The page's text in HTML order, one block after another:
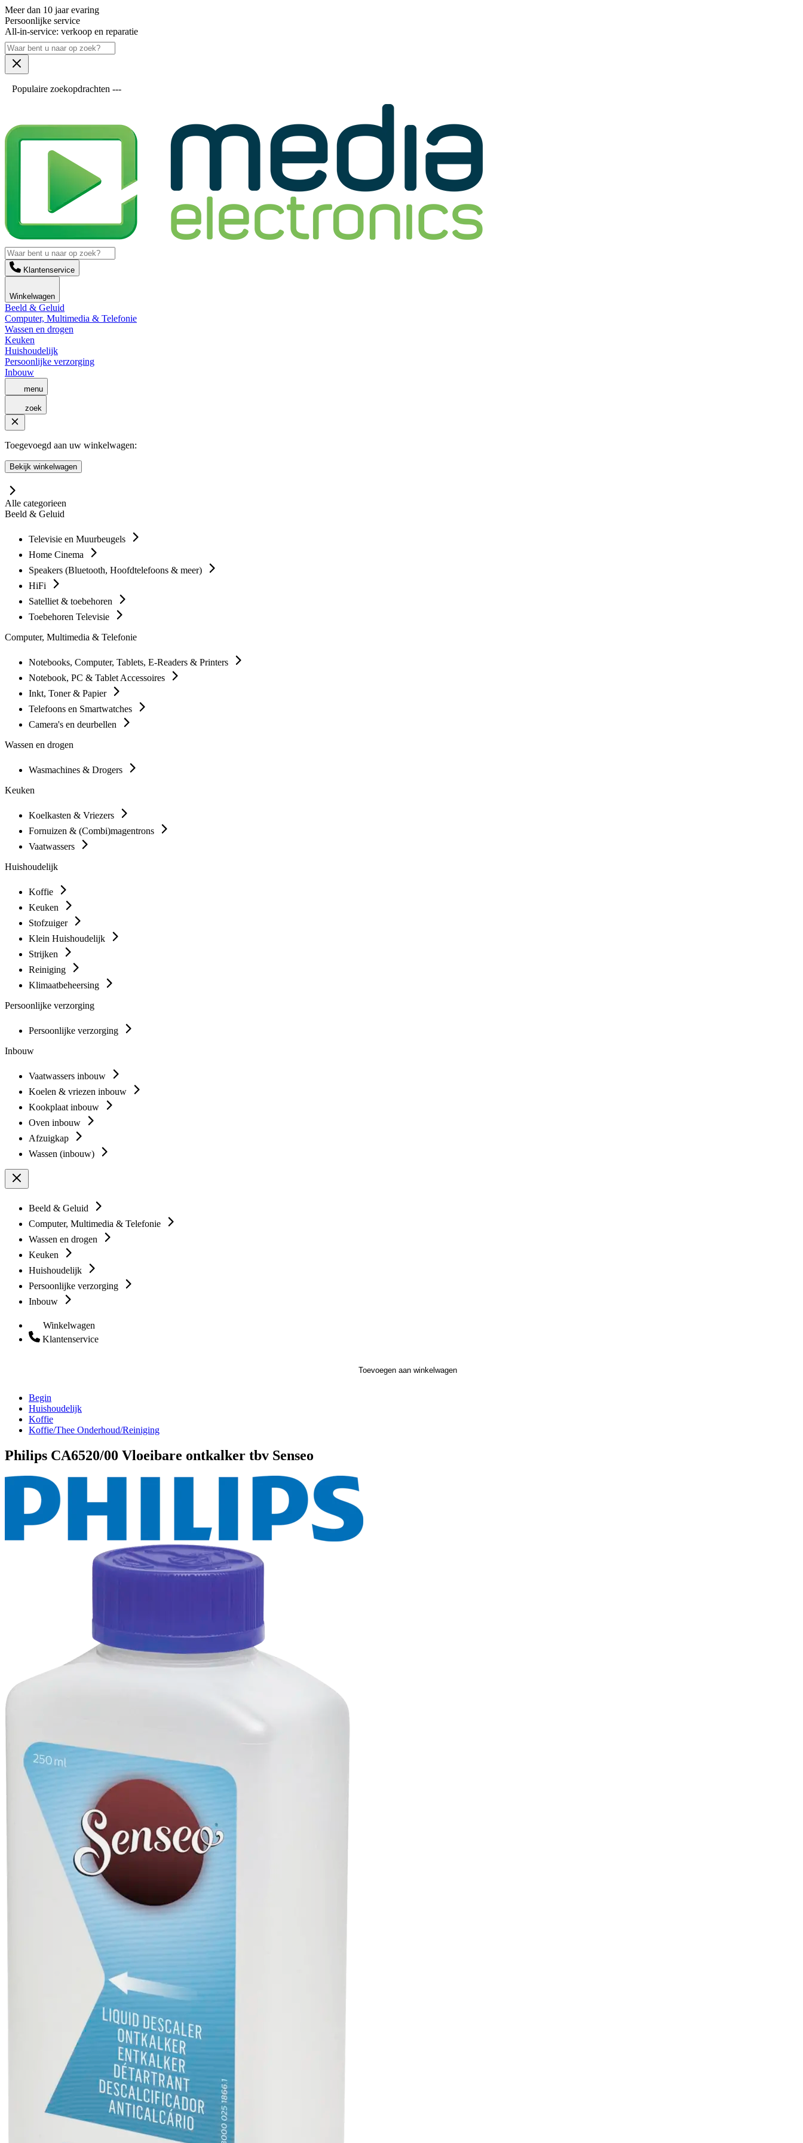
Meer dan 10 jaar evaring
Persoonlijke service
All-in-service: verkoop en reparatie
Populaire zoekopdrachten ---
Klantenservice
Winkelwagen
Beeld & Geluid
Computer, Multimedia & Telefonie
Wassen en drogen
Keuken
Huishoudelijk
Persoonlijke verzorging
Inbouw
menu
zoek
Toegevoegd aan uw winkelwagen:
Bekijk winkelwagen
Alle categorieen
Beeld & Geluid
Televisie en Muurbeugels
Home Cinema
Speakers (Bluetooth, Hoofdtelefoons & meer)
HiFi
Satelliet & toebehoren
Toebehoren Televisie
Computer, Multimedia & Telefonie
Notebooks, Computer, Tablets, E-Readers & Printers
Notebook, PC & Tablet Accessoires
Inkt, Toner & Papier
Telefoons en Smartwatches
Camera's en deurbellen
Wassen en drogen
Wasmachines & Drogers
Keuken
Koelkasten & Vriezers
Fornuizen & (Combi)magentrons
Vaatwassers
Huishoudelijk
Koffie
Keuken
Stofzuiger
Klein Huishoudelijk
Strijken
Reiniging
Klimaatbeheersing
Persoonlijke verzorging
Persoonlijke verzorging
Inbouw
Vaatwassers inbouw
Koelen & vriezen inbouw
Kookplaat inbouw
Oven inbouw
Afzuigkap
Wassen (inbouw)
Beeld & Geluid
Computer, Multimedia & Telefonie
Wassen en drogen
Keuken
Huishoudelijk
Persoonlijke verzorging
Inbouw
Winkelwagen
Klantenservice
Toevoegen aan winkelwagen
Begin
Huishoudelijk
Koffie
Koffie/Thee Onderhoud/Reiniging
Philips CA6520/00 Vloeibare ontkalker tbv Senseo